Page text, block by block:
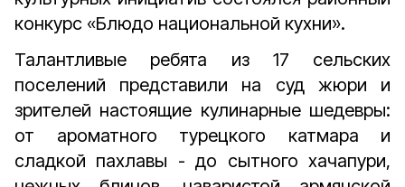
конкурс «Блюдо национальной кухни».
Талантливые ребята из 17 сельских
поселений представили на суд жюри и
зрителей настоящие кулинарные шедевры:
от ароматного турецкого катмара и
сладкой пахлавы - до сытного хачапури,